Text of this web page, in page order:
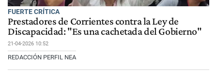
FUERTE CRÍTICA
Prestadores de Corrientes contra la Ley de
Discapacidad: "Es una cachetada del Gobierno"
21-04-2026 10:52
REDACCIÓN PERFIL NEA